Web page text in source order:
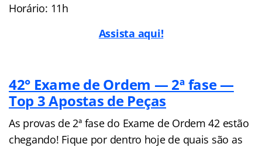
Horário: 11h
Assista aqui!
42° Exame de Ordem — 2ª fase —
Top 3 Apostas de Peças
As provas de 2ª fase do Exame de Ordem 42 estão
chegando! Fique por dentro hoje de quais são as